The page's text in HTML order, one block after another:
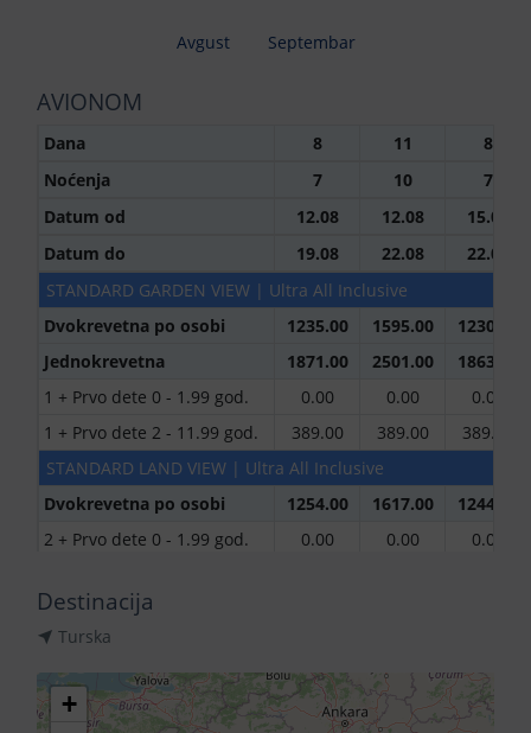
Avgust Septembar
AVIONOM
Dana 8 11
8
Noćenja
7 10
7
Datum od
12.08 12.08
15.08
Datum do
19.08 22.08
22.08
STANDARD GARDEN VIEW | Ultra All Inclusive
Dvokrevetna po osobi
1235.00 1595.00
1230.00
Jednokrevetna
1871.00 2501.00
1863.00
1 + Prvo dete 0 - 1.99 god.
0.00 0.00
0.00
1 + Prvo dete 2 - 11.99 god.
389.00 389.00
389.00
STANDARD LAND VIEW | Ultra All Inclusive
Dvokrevetna po osobi
1254.00 1617.00
1244.00
2 + Prvo dete 0 - 1.99 god.
0.00 0.00
0.00
Trokrevetna po osobi
3 + Prvo dete 0 - 1.99 god.
3 + Prvo dete 2 - 2.99 god.
389.00 389.00
389.00
Jednokrevetna
1905.00 2540.00
1887.00
Destinacija
Turska
+